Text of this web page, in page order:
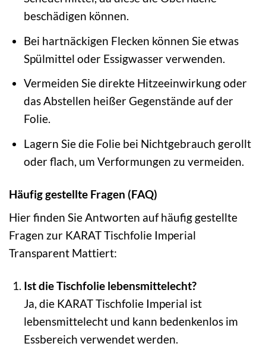
beschädigen können.
Bei hartnäckigen Flecken können Sie etwas
Spülmittel oder Essigwasser verwenden.
Vermeiden Sie direkte Hitzeeinwirkung oder
das Abstellen heißer Gegenstände auf der
Folie.
Lagern Sie die Folie bei Nichtgebrauch gerollt
oder flach, um Verformungen zu vermeiden.
Häufig gestellte Fragen (FAQ)
Hier finden Sie Antworten auf häufig gestellte
Fragen zur KARAT Tischfolie Imperial
Transparent Mattiert:
Ist die Tischfolie lebensmittelecht?
Ja, die KARAT Tischfolie Imperial ist
lebensmittelecht und kann bedenkenlos im
Essbereich verwendet werden.